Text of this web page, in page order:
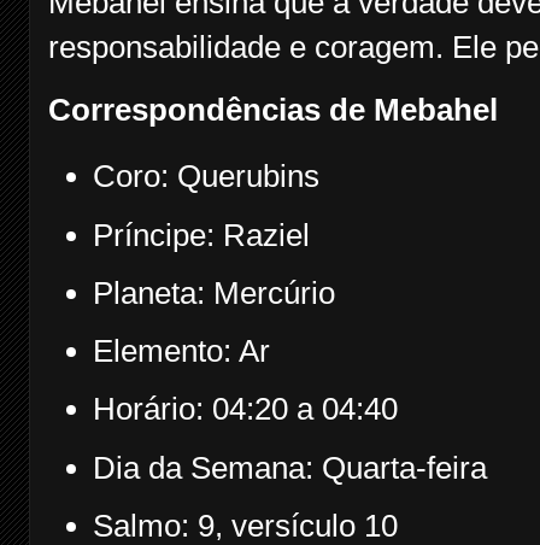
responsabilidade e coragem. Ele
Correspondências de Mebahel
Coro: Querubins
Príncipe: Raziel
Planeta: Mercúrio
Elemento: Ar
Horário: 04:20 a 04:40
Dia da Semana: Quarta-feira
Salmo: 9, versículo 10